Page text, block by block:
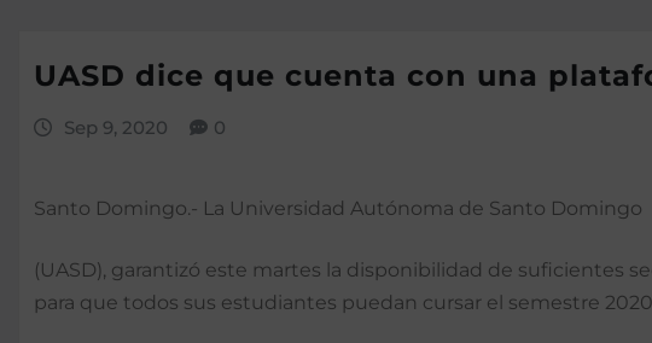
UASD dice que cuenta con una
Sep 9, 2020 0
Santo Domingo.- La Universidad Autónoma de Santo Domingo
(UASD), garantizó este martes la disponibilidad de suficientes
para que todos sus estudiantes puedan cursar el semestre